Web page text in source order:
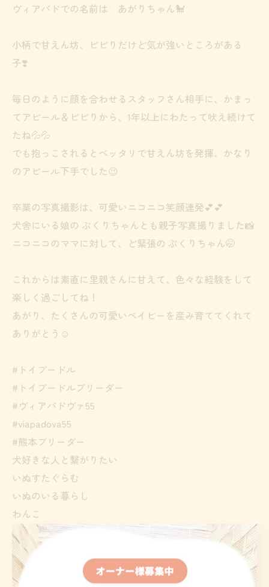
ヴィアパドでの名前は あがりちゃん🐩
小柄で甘えん坊、ビビりだけど気が強いところがある
子❣️
毎日のように顔を合わせるスタッフさん相手に、かまっ
てアピール＆ビビりから、1年以上にわたって吠え続けて
たね💦💦
でも抱っこされるとベッタリで甘えん坊を発揮、かなり
のアピール下手でした😉
卒業の写真撮影は、可愛いニコニコ笑顔連発💕💕
犬舎にいる娘の ぷくりちゃんとも親子写真撮りました📸
ニコニコのママに対して、ど緊張の ぷくりちゃん🤭
これからは素直に里親さんに甘えて、色々な経験をして
楽しく過ごしてね！
あがり、たくさんの可愛いベイビーを産み育ててくれて
ありがとう☺️
#トイプードル
#トイプードルブリーダー
#ヴィアパドヴァ55
#viapadova55
#熊本ブリーダー
犬好きな人と繋がりたい
いぬすたぐらむ
いぬのいる暮らし
わんこ
わんすたぐらむ
わんこのいる生活
ブリーダー